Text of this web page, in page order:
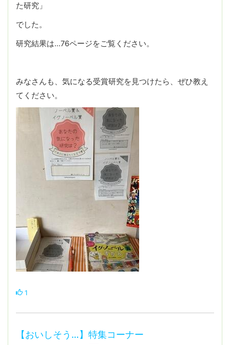
た研究」
でした。
研究結果は…76ページをご覧ください。
みなさんも、気になる受賞研究を見つけたら、ぜひ教え
てください。
1
【おいしそう…】特集コーナー